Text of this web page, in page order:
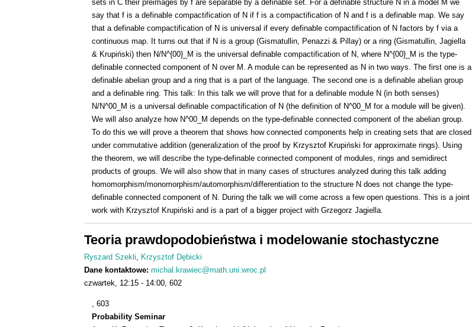
sets in C their preimages by f are separable by a definable set. For a definable structure N in a model M we
say that f is a definable compactification of N if f is a compactification of N and f is a definable map. We say
that a definable compactification of N is universal if every definable compactification of N factors by f via a
continuous map. It turns out that if N is a group (Gismatullin, Penazzi & Pillay) or a ring (Gismatullin, Jagiella
& Krupiński) then N/N^{00}_M is the universal definable compactification of N, where N^{00}_M is the type-
definable connected component of N over M. A module can be represented as N in two ways. The first one is a
definable abelian group and a ring that is a part of the language. The second one is a definable abelian group
and a definable ring. This talk: In this talk we will prove that for a definable module N (in both senses)
N/N^00_M is a universal definable compactification of N (the definition of N^00_M for a module will be given).
We will also analyze how N^00_M depends on the type-definable connected component of the abelian group.
To do this we will prove a theorem that shows how connected components help in creating sets that are closed
under commutative addition (generalization of the proof by Krzysztof Krupiński for approximate rings). Using
the theorem, we will describe the type-definable connected component of modules, rings and semidirect
products of groups. We will also show that in many cases of structures analyzed during this talk adding
homomorphism/monomorphism/automorphism/differentiation to the structure N does not change the type-
definable connected component of N. During the talk we will come across a few open questions. This is a joint
work with Krzysztof Krupiński and is a part of a bigger project with Grzegorz Jagiella.
Teoria prawdopodobieństwa i modelowanie stochastyczne
Ryszard Szekli
Krzysztof Dębicki
Dane kontaktowe: michal.krawiec@math.uni.wroc.pl
czwartek 12:15 14:00 602
, 603
Probability Seminar